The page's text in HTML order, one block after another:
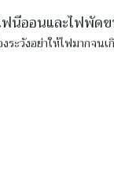
นีออนและไฟพัดข
ระวังอย่าให้ไฟมากจ